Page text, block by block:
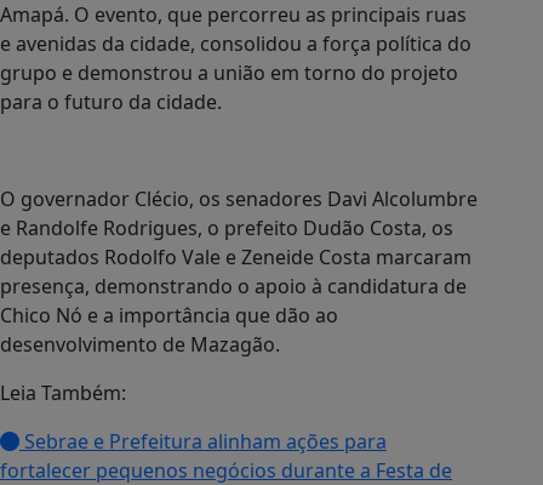
Amapá. O evento, que percorreu as principais ruas
e avenidas da cidade, consolidou a força política do
grupo e demonstrou a união em torno do projeto
para o futuro da cidade.
O governador Clécio, os senadores Davi Alcolumbre
e Randolfe Rodrigues, o prefeito Dudão Costa, os
deputados Rodolfo Vale e Zeneide Costa marcaram
presença, demonstrando o apoio à candidatura de
Chico Nó e a importância que dão ao
desenvolvimento de Mazagão.
Leia Também:
Sebrae e Prefeitura alinham ações para
fortalecer pequenos negócios durante a Festa de